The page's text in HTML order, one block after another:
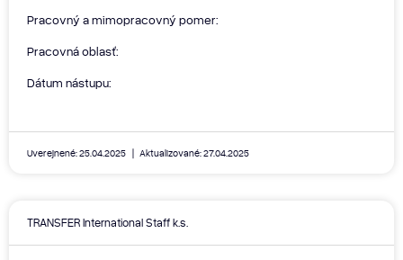
Pracovný a mimopracovný pomer:
Pracovná oblasť:
Dátum nástupu:
Uverejnené: 25.04.2025 Aktualizované: 27.04.2025
TRANSFER International Staff k.s.